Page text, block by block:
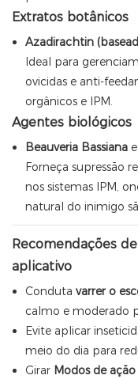
Extratos botânicos
Azadirachtin
Ideal para
ovicidas e anti-
orgânicos e IPM.
Agentes biológicos
Beauveria Bassiana e
Forneça supressão
nos sistemas IPM,
natural do inimigo
Recomendações
aplicativo
Conduta varrer o
calmo e moderado
Evite aplicar
meio do dia para
Girar Modos de ação